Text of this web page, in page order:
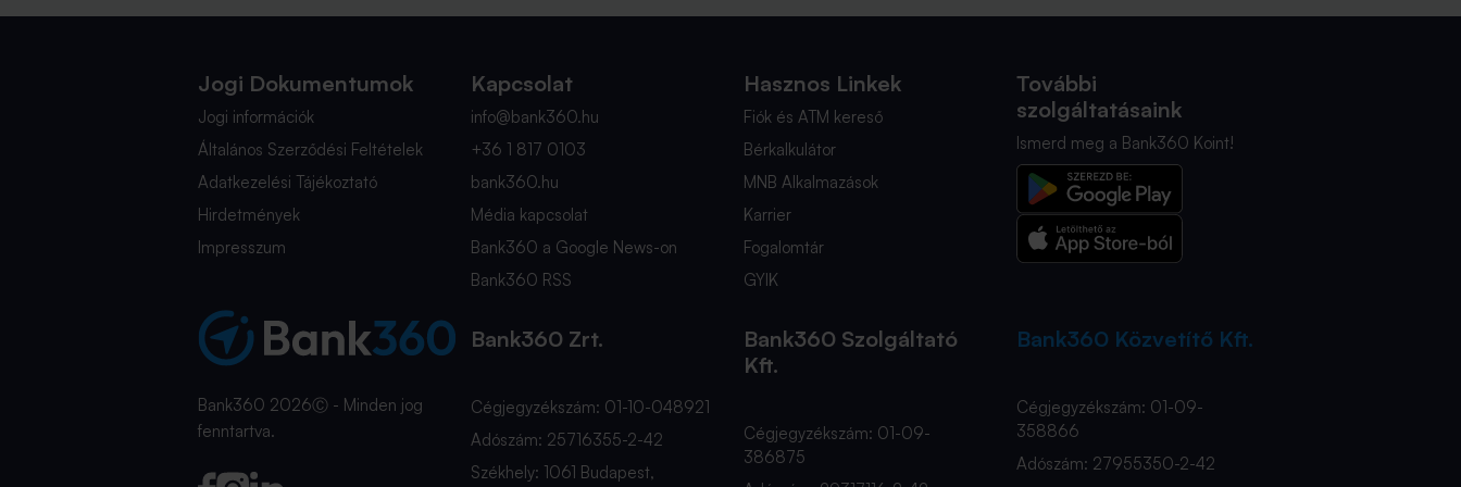
Jogi Dokumentumok
Jogi információk
Általános Szerződési Feltételek
Adatkezelési Tájékoztató
Hirdetmények
Impresszum
Kapcsolat
info@bank360.hu
+36 1 817 0103
bank360.hu
Média kapcsolat
Bank360 a Google News-on
Bank360 RSS
Hasznos Linkek
Fiók és ATM kereső
Bérkalkulátor
MNB Alkalmazások
Karrier
Fogalomtár
GYIK
További
szolgáltatásaink
Ismerd meg a Bank360 Koint!
Bank360 2026Ⓒ - Minden jog
fenntartva.
Bank360 Zrt.
Cégjegyzékszám: 01-10-048921
Adószám: 25716355-2-42
Székhely: 1061 Budapest,
Bank360 Szolgáltató
Kft.
Cégjegyzékszám: 01-09-
386875
Bank360 Közvetítő Kft.
Cégjegyzékszám: 01-09-
358866
Adószám: 27955350-2-42